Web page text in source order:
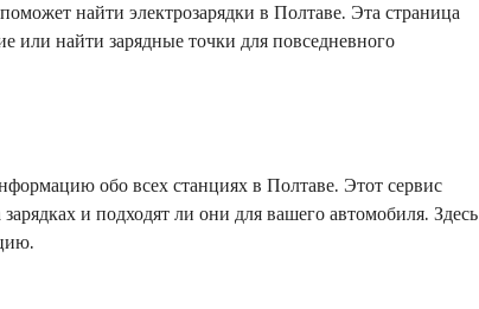
найти электрозарядки в Полтаве. Эта страница
или найти зарядные точки для повседневного
обо всех станциях в Полтаве. Этот сервис
и подходят ли они для вашего автомобиля. Здесь